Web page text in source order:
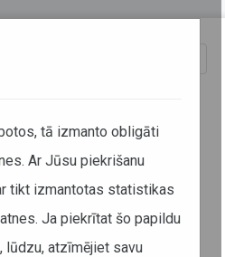
gadā
tā izmanto obligāti
Ar Jūsu piekrišanu
tikt izmantotas statistikas
Ja piekrītat šo papildu
lūdzu, atzīmējiet savu